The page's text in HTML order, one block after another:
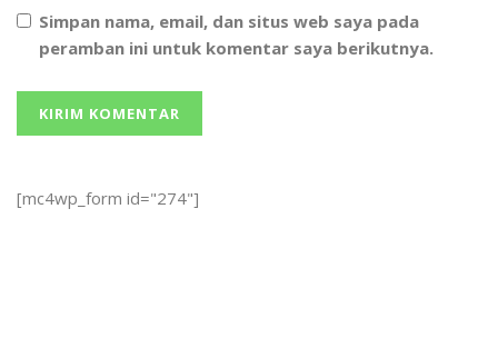
Simpan nama, email, dan situs web saya pada
peramban ini untuk komentar saya berikutnya.
[mc4wp_form id="274"]